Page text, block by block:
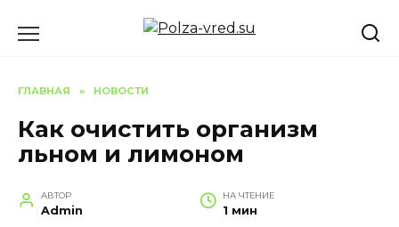
ГЛАВНАЯ » НОВОСТИ
Как очистить организм
льном и лимоном
АВТОР
Admin
НА ЧТЕНИЕ
1 мин